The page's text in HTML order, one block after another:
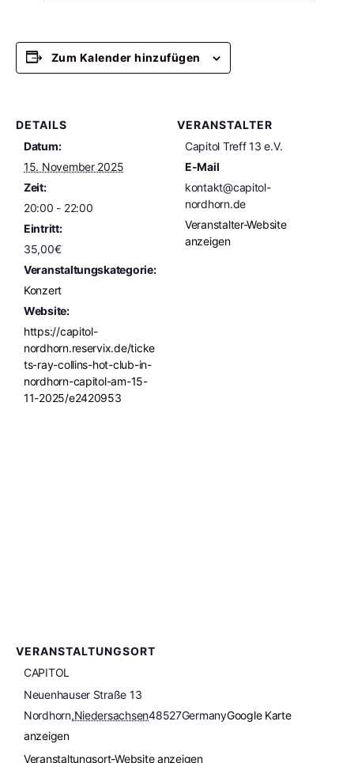
Zum Kalender hinzufügen
DETAILS
Datum:
15. November 2025
Zeit:
20:00 - 22:00
Eintritt:
35,00€
Veranstaltungskategorie:
Konzert
Website:
https://capitol-
nordhorn.reservix.de/ticke
ts-ray-collins-hot-club-in-
nordhorn-capitol-am-15-
11-2025/e2420953
VERANSTALTER
Capitol Treff 13 e.V.
E-Mail
kontakt@capitol-
nordhorn.de
Veranstalter-Website
anzeigen
VERANSTALTUNGSORT
CAPITOL
Neuenhauser Straße 13
Nordhorn,Niedersachsen48527GermanyGoogle Karte
anzeigen
Veranstaltungsort-Website anzeigen